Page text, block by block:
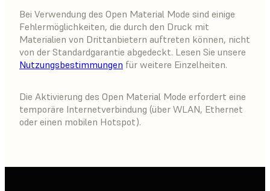
Bei Verwendung des Open Material Mode sind einige
Fehlermöglichkeiten, die durch den Druck mit
Materialien von Drittanbietern auftreten können, nicht
von der Standardgarantie abgedeckt. Lesen Sie unsere
Nutzungsbestimmungen für weitere Einzelheiten.
Die Aktivierung des Open Material Mode erfordert eine
temporäre Internetverbindung (über WLAN, Ethernet
oder einen mobilen Hotspot).